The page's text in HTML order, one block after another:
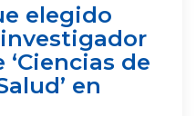
elegido
de
en